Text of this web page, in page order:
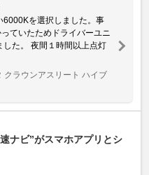
6000Kを選択しました。事
ていたためドライバーユニ
した。 夜間１時間以上点灯
クラウンアスリート ハイブ
ナビ”がスマホアプリとシ